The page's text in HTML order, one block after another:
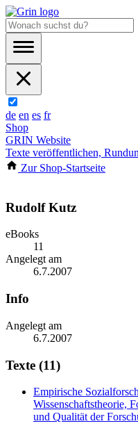
de en es fr
Shop
GRIN Website
Texte veröffentlichen,
Zur Shop-Startseite
Rudolf Kutz
eBooks
11
Angelegt am
6.7.2007
Info
Angelegt am
6.7.2007
Texte (11)
Empirische
Wissenschaftstheorie,
und Qualität der